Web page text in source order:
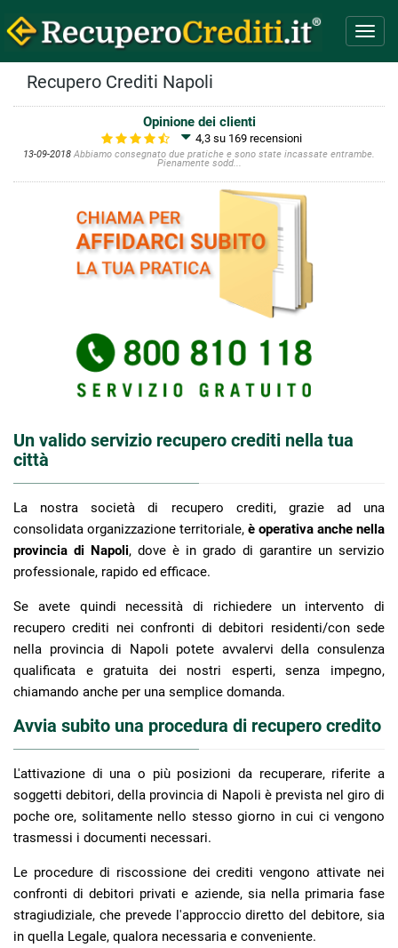
Recupero Crediti Napoli
Opinione dei clienti
4,3 su 169 recensioni
13-09-2018 Abbiamo consegnato due pratiche e sono state incassate entrambe.
Pienamente sodd...
Un valido servizio recupero crediti nella tua
città
La nostra società di recupero crediti, grazie ad una
consolidata organizzazione territoriale, è operativa anche nella
provincia di Napoli, dove è in grado di garantire un servizio
professionale, rapido ed efficace.
Se avete quindi necessità di richiedere un intervento di
recupero crediti nei confronti di debitori residenti/con sede
nella provincia di Napoli potete avvalervi della consulenza
qualificata e gratuita dei nostri esperti, senza impegno,
chiamando anche per una semplice domanda.
Avvia subito una procedura di recupero credito
L'attivazione di una o più posizioni da recuperare, riferite a
soggetti debitori, della provincia di Napoli è prevista nel giro di
poche ore, solitamente nello stesso giorno in cui ci vengono
trasmessi i documenti necessari.
Le procedure di riscossione dei crediti vengono attivate nei
confronti di debitori privati e aziende, sia nella primaria fase
stragiudiziale, che prevede l'approccio diretto del debitore, sia
in quella Legale, qualora necessaria e conveniente.